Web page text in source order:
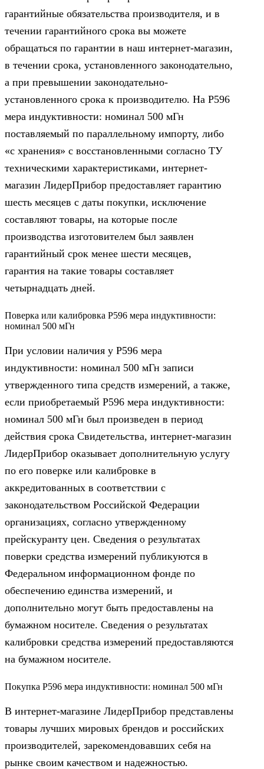
гарантийные обязательства производителя, и в
течении гарантийного срока вы можете
обращаться по гарантии в наш интернет-магазин,
в течении срока, установленного законодательно,
а при превышении законодательно-
установленного срока к производителю. На Р596
мера индуктивности: номинал 500 мГн
поставляемый по параллельному импорту, либо
«с хранения» с восстановленными согласно ТУ
техническими характеристиками, интернет-
магазин ЛидерПрибор предоставляет гарантию
шесть месяцев с даты покупки, исключение
составляют товары, на которые после
производства изготовителем был заявлен
гарантийный срок менее шести месяцев,
гарантия на такие товары составляет
четырнадцать дней.
Поверка или калибровка Р596 мера индуктивности:
номинал 500 мГн
При условии наличия у Р596 мера
индуктивности: номинал 500 мГн записи
утвержденного типа средств измерений, а также,
если приобретаемый Р596 мера индуктивности:
номинал 500 мГн был произведен в период
действия срока Свидетельства, интернет-магазин
ЛидерПрибор оказывает дополнительную услугу
по его поверке или калибровке в
аккредитованных в соответствии с
законодательством Российской Федерации
организациях, согласно утвержденному
прейскуранту цен. Сведения о результатах
поверки средства измерений публикуются в
Федеральном информационном фонде по
обеспечению единства измерений, и
дополнительно могут быть предоставлены на
бумажном носителе. Сведения о результатах
калибровки средства измерений предоставляются
на бумажном носителе.
Покупка Р596 мера индуктивности: номинал 500 мГн
В интернет-магазине ЛидерПрибор представлены
товары лучших мировых брендов и российских
производителей, зарекомендовавших себя на
рынке своим качеством и надежностью.